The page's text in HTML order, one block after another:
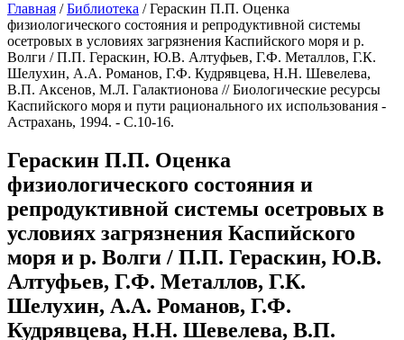
Главная /Библиотека /Гераскин П.П. Оценка
физиологического состояния и репродуктивной системы
осетровых в условиях загрязнения Каспийского моря и р.
Волги / П.П. Гераскин, Ю.В. Алтуфьев, Г.Ф. Металлов, Г.К.
Шелухин, А.А. Романов, Г.Ф. Кудрявцева, Н.Н. Шевелева,
В.П. Аксенов, М.Л. Галактионова // Биологические ресурсы
Каспийского моря и пути рационального их использования -
Астрахань, 1994. - С.10-16.
Гераскин П.П. Оценка
физиологического состояния и
репродуктивной системы осетровых в
условиях загрязнения Каспийского
моря и р. Волги / П.П. Гераскин, Ю.В.
Алтуфьев, Г.Ф. Металлов, Г.К.
Шелухин, А.А. Романов, Г.Ф.
Кудрявцева, Н.Н. Шевелева, В.П.